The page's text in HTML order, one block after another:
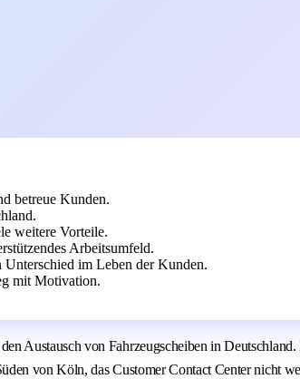
betreue Kunden.
weitere Vorteile.
Arbeitsumfeld.
Unterschied im Leben der Kunden.
mit Motivation.
Austausch von Fahrzeugscheiben in
von Köln, das Customer Contact Center nicht